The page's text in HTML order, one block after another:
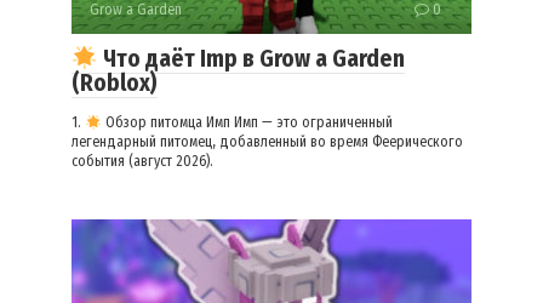
Grow a Garden 0
Что даёт Imp в Grow a Garden
(Roblox)
1.
Обзор питомца Имп Имп — это ограниченный
легендарный питомец, добавленный во время Феерического
события (август 2026).